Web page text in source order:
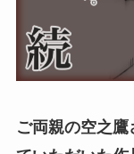
ご両親の空之